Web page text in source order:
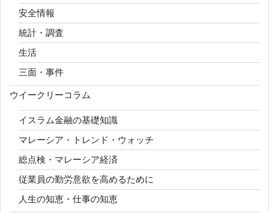
安全情報
統計・調査
生活
三面・事件
ウイークリーコラム
イスラム金融の基礎知識
マレーシア・トレンド・ウォッチ
総点検・マレーシア経済
従業員の勤労意欲を高めるために
人生の知恵・仕事の知恵